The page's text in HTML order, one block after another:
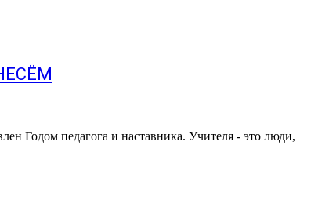
Годом педагога и наставника. Учителя - это люди,